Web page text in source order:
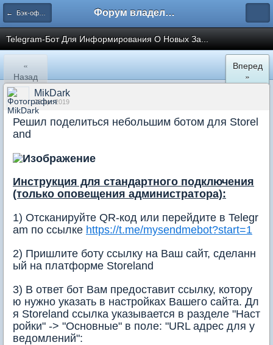
← Бэк-офис. Заказы Форум владельцев интернет-магазинов
Telegram-Бот Для Информирования О Новых За...
«
Назад
Вперед
»
MikDark
23 Apr 2019
Решил поделиться небольшим ботом для Storel
and
Инструкция для стандартного подключения
(только оповещения администратора):
1) Отсканируйте QR-код или перейдите в Telegr
am по ссылке https://t.me/mysendmebot?start=1
2) Пришлите боту ссылку на Ваш сайт, сделанн
ый на платформе Storeland
3) В ответ бот Вам предоставит ссылку, котору
ю нужно указать в настройках Вашего сайта. Дл
я Storeland ссылка указывается в разделе "Наст
ройки" -> "Основные" в поле: "URL адрес для у
ведомлений":